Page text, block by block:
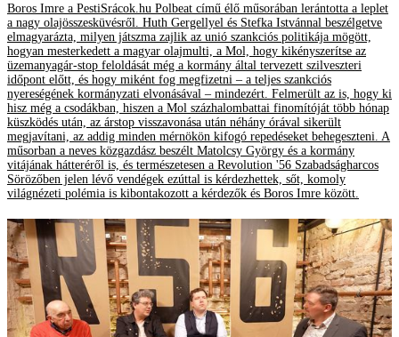
Boros Imre a PestiSrácok.hu Polbeat című élő műsorában lerántotta a leplet
a nagy olajösszesküvésről. Huth Gergellyel és Stefka Istvánnal beszélgetve
elmagyarázta, milyen játszma zajlik az unió szankciós politikája mögött,
hogyan mesterkedett a magyar olajmulti, a Mol, hogy kikényszerítse az
üzemanyagár-stop feloldását még a kormány által tervezett szilveszteri
időpont előtt, és hogy miként fog megfizetni – a teljes szankciós
nyereségének kormányzati elvonásával – mindezért. Felmerült az is, hogy ki
hisz még a csodákban, hiszen a Mol százhalombattai finomítóját több hónap
küszködés után, az árstop visszavonása után néhány órával sikerült
megjavítani, az addig minden mérnökön kifogó repedéseket behegeszteni. A
műsorban a neves közgazdász beszélt Matolcsy György és a kormány
vitájának hátteréről is, és természetesen a Revolution '56 Szabadságharcos
Sörözőben jelen lévő vendégek ezúttal is kérdezhettek, sőt, komoly
világnézeti polémia is kibontakozott a kérdezők és Boros Imre között.